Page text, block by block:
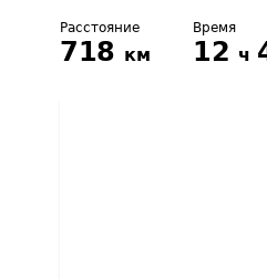
Расстояние
718 км
Время
12 ч